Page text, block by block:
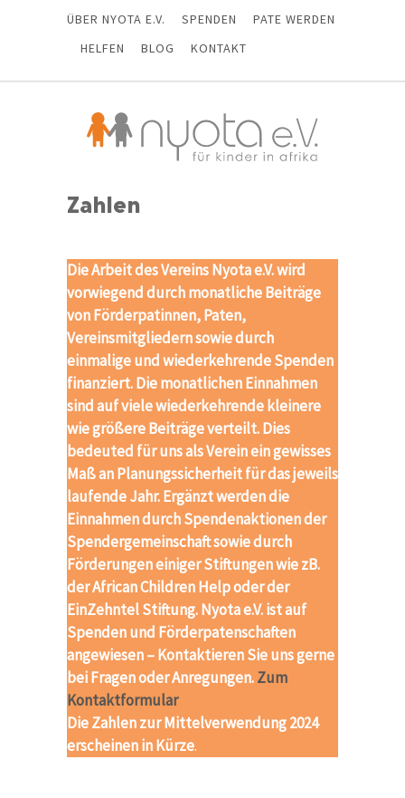
ÜBER NYOTA E.V. SPENDEN
PATE WERDEN
HELFEN
BLOG KONTAKT
Zahlen
Die Arbeit des Vereins Nyota e.V. wird
vorwiegend durch monatliche Beiträge
von Förderpatinnen, Paten,
Vereinsmitgliedern sowie durch
einmalige und wiederkehrende Spenden
finanziert. Die monatlichen Einnahmen
sind auf viele wiederkehrende kleinere
wie größere Beiträge verteilt. Dies
bedeuted für uns als Verein ein gewisses
Maß an Planungssicherheit für das jeweils
laufende Jahr. Ergänzt werden die
Einnahmen durch Spendenaktionen der
Spendergemeinschaft sowie durch
Förderungen einiger Stiftungen wie zB.
der African Children Help oder der
EinZehntel Stiftung. Nyota e.V. ist auf
Spenden und Förderpatenschaften
angewiesen – Kontaktieren Sie uns gerne
bei Fragen oder Anregungen.Zum
Kontaktformular
Die Zahlen zur Mittelverwendung 2024
erscheinen in Kürze.